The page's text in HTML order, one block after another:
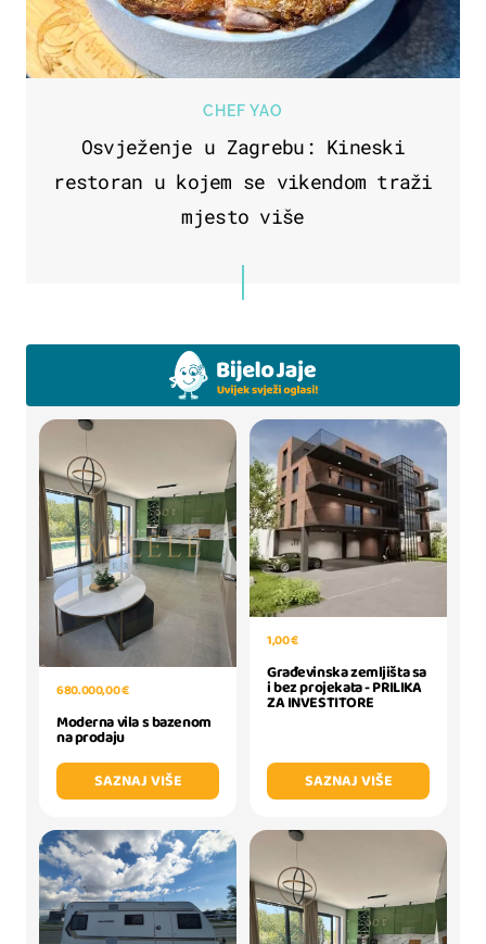
CHEF YAO
Osvježenje u Zagrebu: Kineski
restoran u kojem se vikendom traži
mjesto više
680.000,00 €
Moderna vila s bazenom
na prodaju
SAZNAJ VIŠE
1,00 €
Građevinska zemljišta sa
i bez projekata - PRILIKA
ZA INVESTITORE
SAZNAJ VIŠE